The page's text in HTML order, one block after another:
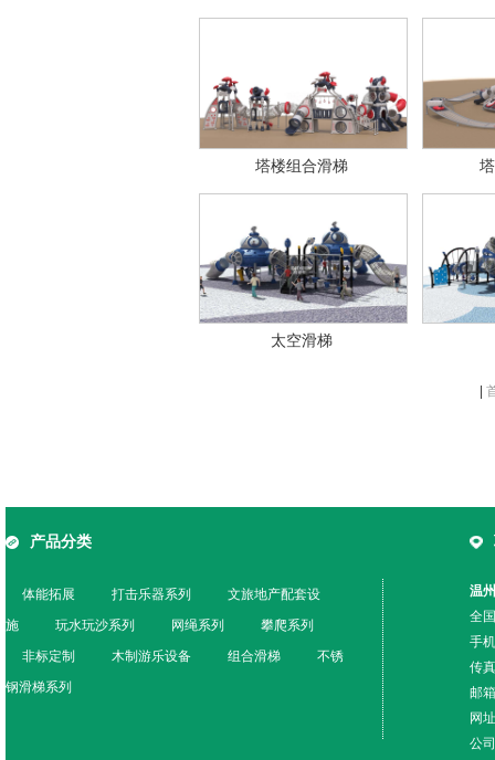
塔楼组合滑梯
太空滑梯
|
产品分类
体能拓展 打击乐器系列
文旅地产配套设
施
玩水玩沙系列 网绳系列
攀爬系列
非标定制
木制游乐设备 组合滑梯
不锈
钢滑梯系列
温
全
手
传
邮
网
公